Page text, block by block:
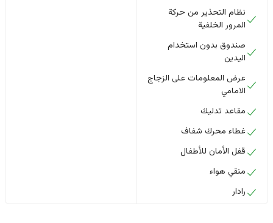
نظام التحذير من حركة
المرور الخلفية
صندوق بدون استخدام
اليدين
عرض المعلومات على الزجاج
الامامي
مقاعد تدليك
غطاء محرك شفاف
قفل الأمان للأطفال
منقي هواء
رادار